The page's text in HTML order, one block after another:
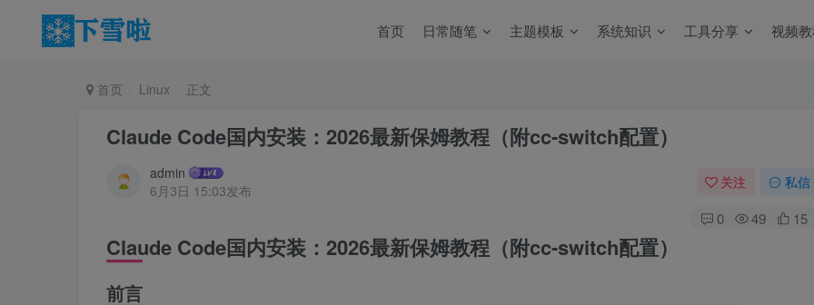
首页 日常随笔 主题模板 系统知识 工具分享 视频
首页 Linux 正文
Claude Code国内安装：2026最新保姆教程（附cc-switch配置）
admin
6月3日 15:03发布
关注 私信
0 49 15
Claude Code国内安装：2026最新保姆教程（附cc-switch配置）
前言